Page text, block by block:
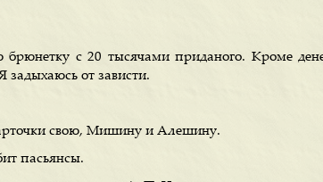
с 20 тысячами приданого. Кроме
задыхаюсь от зависти.
свою, Мишину и Алешину.
пасьянсы.